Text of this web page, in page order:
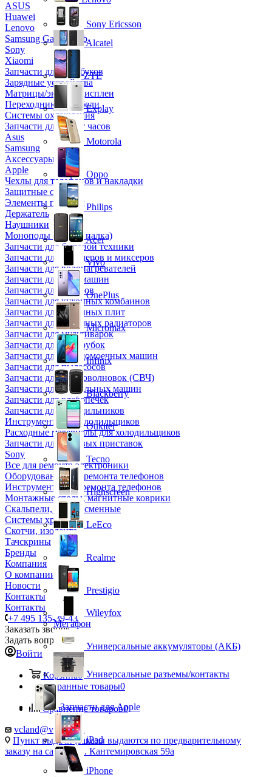
ASUS
Huawei
Lenovo
Samsung Galaxy Tab
Sony
Xiaomi
Запчасти для ноутбуков
Зарядные устройства
Матрицы/экраны/дисплеи
Переходники и кабели
Системы охлаждения
Запчасти для смарт часов
Asus
Samsung
Аксессуары
Apple
Чехлы для телефонов и накладки
Защитные стекла
Элементы питания
Держатель
Наушники
Моноподы (Селфи палка)
Запчасти для бытовой техники
Запчасти для блендеров и миксеров
Запчасти для водонагревателей
Запчасти для кофемашин
Запчасти для кулеров
Запчасти для кухонных комбаинов
Запчасти для кухонных плит
Запчасти для масляных радиаторов
Запчасти для мультиварок
Запчасти для мясорубок
Запчасти для посудомоечных машин
Запчасти для пылесосов
Запчасти для микроволновок (СВЧ)
Запчасти для стиральных машин
Запчасти для хлебопечек
Запчасти для холодильников
Инструмент для холодильщиков
Расходные материалы для холодильщиков
Запчасти для игровых приставок
Sony
Все для ремонта электроники
Оборудование для ремонта телефонов
Инструменты для ремонта телефонов
Монтажные столы, магнитные коврики
Скальпели, лезвия сменные
Системы хранения
Скотчи, изолента
Тачскрины
Бренды
Компания
О компании
Новости
Контакты
Контакты
+7 495 135-39-43
Заказать звонок
Задать вопрос
Войти
Корзина0
Избранные товары0
Сравнение товаров0
vcland@vcland.ru
Пункт выдачи (заказы выдаются по предварительному
заказу на сайте), ул. Кантемировская 59а
Sony Ericsson
Alcatel
ZTE
Explay
Motorola
Oppo
Philips
Acer
Vivo
OnePlus
Micromax
Infinix
Blackberry
Oukitel
Tecno
Highscreen
LeEco
Realme
Prestigio
Wileyfox
Мегафон
Универсальные аккумуляторы (АКБ)
Универсальные разъемы/контакты
Запчасти для Apple
iPad
iPhone